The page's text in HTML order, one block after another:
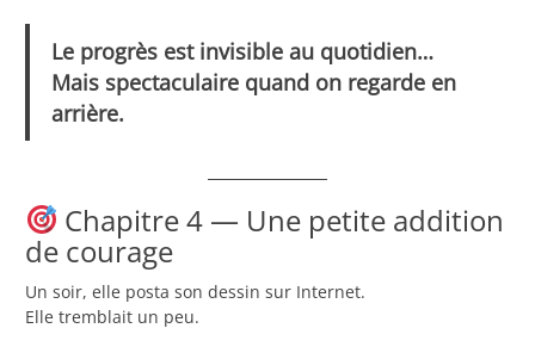
Le progrès est invisible au quotidien…
Mais spectaculaire quand on regarde en
arrière.
Chapitre 4 — Une petite addition
de courage
Un soir, elle posta son dessin sur Internet.
Elle tremblait un peu.